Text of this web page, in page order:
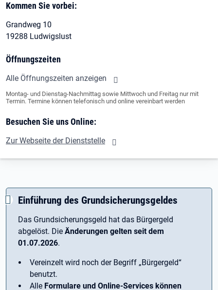
Kommen Sie vorbei:
Grandweg 10
19288 Ludwigslust
Öffnungszeiten
Alle Öffnungszeiten anzeigen
Montag- und Dienstag-Nachmittag sowie Mittwoch und Freitag nur mit
Termin. Termine können telefonisch und online vereinbart werden
Besuchen Sie uns Online:
Zur Webseite der Dienststelle
Einführung des Grundsicherungsgeldes
Das Grundsicherungsgeld hat das Bürgergeld
abgelöst. Die Änderungen gelten seit dem
01.07.2026.
Vereinzelt wird noch der Begriff ­„Bürgergeld“
benutzt.
Alle Formulare und Online-Services können